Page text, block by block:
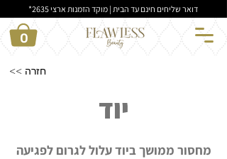
דואר שליחים חינם עד הבית | מוקד הזמנות ארצי 2635*
0
<< חזרה
יוד
מחסור ממושך ביוד עלול לגרום לפגיעה